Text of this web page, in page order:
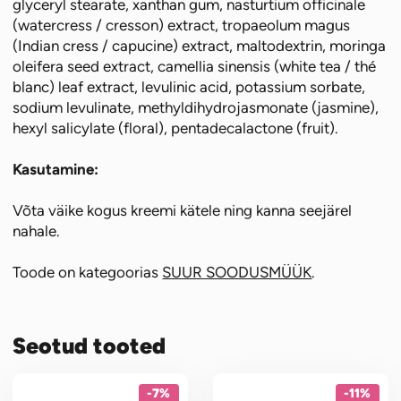
glyceryl stearate, xanthan gum, nasturtium officinale
(watercress / cresson) extract, tropaeolum magus
(Indian cress / capucine) extract, maltodextrin, moringa
oleifera seed extract, camellia sinensis (white tea / thé
blanc) leaf extract, levulinic acid, potassium sorbate,
sodium levulinate, methyldihydrojasmonate (jasmine),
hexyl salicylate (floral), pentadecalactone (fruit).
Kasutamine:
Võta väike kogus kreemi kätele ning kanna seejärel
nahale.
Toode on kategoorias SUUR SOODUSMÜÜK.
Seotud tooted
-7% -11%